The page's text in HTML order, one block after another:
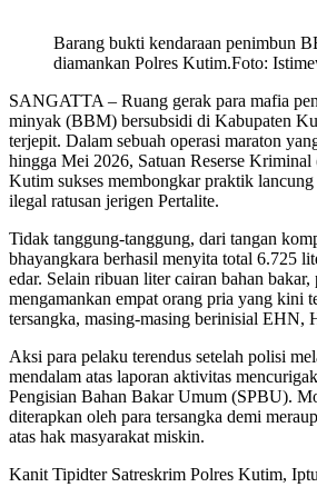
Barang bukti kendaraan penimbun
diamankan Polres Kutim.Foto:
SANGATTA – Ruang gerak para mafia
minyak (BBM) bersubsidi di Kabupaten
terjepit. Dalam sebuah operasi maraton
hingga Mei 2026, Satuan Reserse Kriminal
Kutim sukses membongkar praktik
ilegal ratusan jerigen Pertalite.
Tidak tanggung-tanggung, dari tangan
bhayangkara berhasil menyita total 6.725
edar. Selain ribuan liter cairan bahan bakar,
mengamankan empat orang pria yang kini
tersangka, masing-masing berinisial EHN,
Aksi para pelaku terendus setelah polisi
mendalam atas laporan aktivitas
Pengisian Bahan Bakar Umum (SPBU).
diterapkan oleh para tersangka demi
atas hak masyarakat miskin.
Kanit Tipidter Satreskrim Polres Kutim,